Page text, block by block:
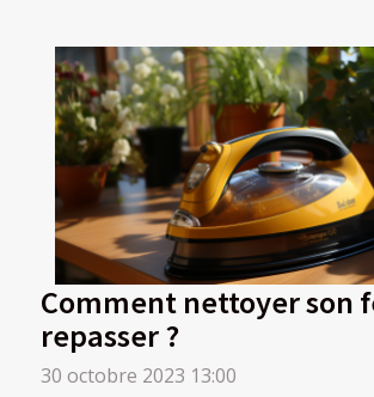
Comment nettoyer son
repasser ?
30 octobre 2023 13:00